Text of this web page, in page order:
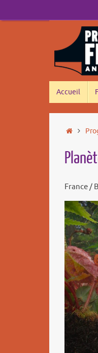
au
Accueil
Accueil
France /